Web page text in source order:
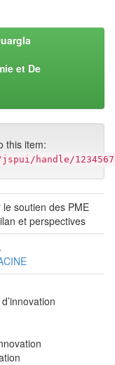
et De
this item:
handle/
soutien des PME
et perspectives